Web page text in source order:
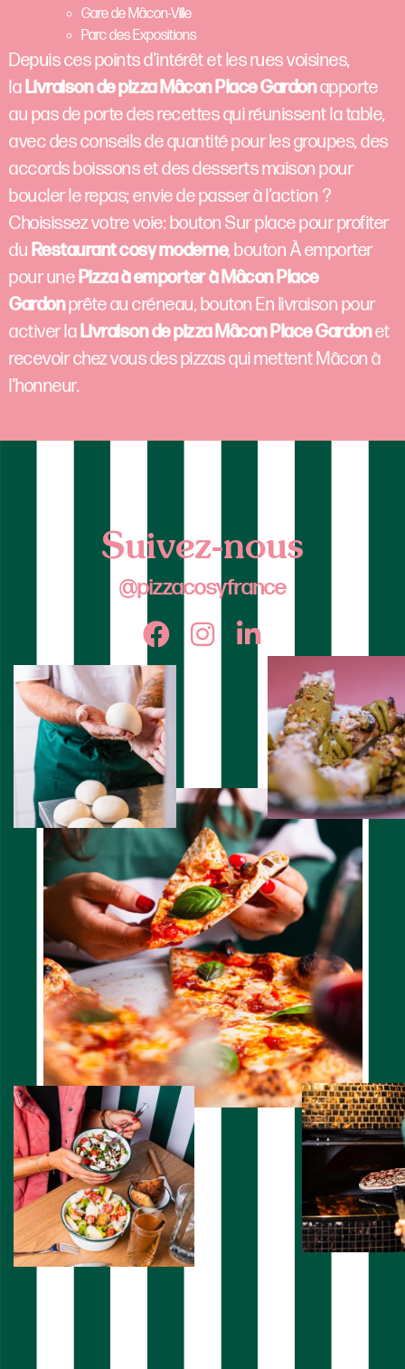
Gare de Mâcon‑Ville
Parc des Expositions
Depuis ces points d’intérêt et les rues voisines,
laLivraison de pizza Mâcon Place Gardonapporte
au pas de porte des recettes qui réunissent la table,
avec des conseils de quantité pour les groupes, des
accords boissons et des desserts maison pour
boucler le repas; envie de passer à l’action ?
Choisissez votre voie: bouton Sur place pour profiter
du Restaurant cosy moderne, bouton À emporter
pour unePizza à emporter à Mâcon Place
Gardonprête au créneau, bouton En livraison pour
activer laLivraison de pizza Mâcon Place Gardonet
recevoir chez vous des pizzas qui mettent Mâcon à
l’honneur.
Suivez-nous
@pizzacosyfrance